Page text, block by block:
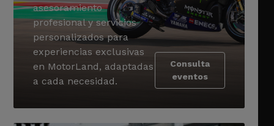
asesoramiento
profesional y servicios
personalizados para
experiencias exclusivas
en MotorLand, adaptadas
a cada necesidad.
Consulta
eventos